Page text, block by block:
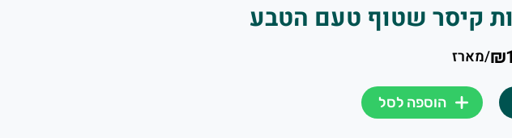
קיסר שטוף טעם הטבע
/מארז
הוספה לסל